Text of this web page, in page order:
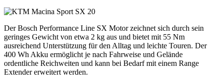
Der Bosch Performance Line SX Motor zeichnet sich durch sein
geringes Gewicht von etwa 2 kg aus und bietet mit 55 Nm
ausreichend Unterstützung für den Alltag und leichte Touren. Der
400 Wh Akku ermöglicht je nach Fahrweise und Gelände
ordentliche Reichweiten und kann bei Bedarf mit einem Range
Extender erweitert werden.